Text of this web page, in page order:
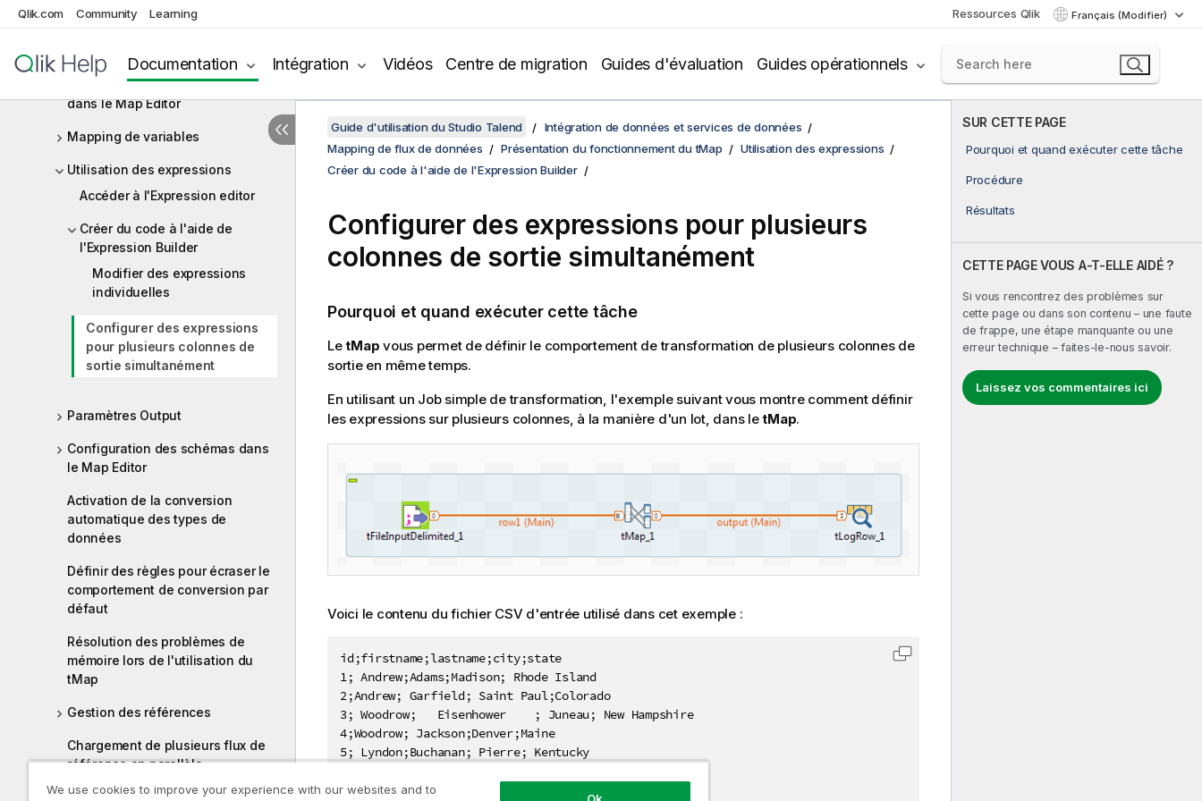
Qlik.com Community Learning Ressources Qlik Français (Modifier)
Documentation Intégration Vidéos Centre de migration Guides d'évaluation Guides opérationnels
Mapping de flux de données
tMap
Configuration du flux d'entrée
dans le Map Editor
Mapping de variables
Utilisation des expressions
Accéder à l'Expression editor
Créer du code à l'aide de
l'Expression Builder
Modifier des expressions
individuelles
Configurer des expressions
pour plusieurs colonnes de
sortie simultanément
Paramètres Output
Configuration des schémas dans
le Map Editor
Activation de la conversion
automatique des types de
données
Définir des règles pour écraser le
comportement de conversion par
défaut
Résolution des problèmes de
mémoire lors de l'utilisation du
tMap
Gestion des références
Chargement de plusieurs flux de
référence en parallèle
Aperçu des données
SUR CETTE PAGE
Pourquoi et quand exécuter cette tâche
Procédure
Résultats
CETTE PAGE VOUS A-T-ELLE AIDÉ ?
Si vous rencontrez des problèmes sur
cette page ou dans son contenu – une faute
de frappe, une étape manquante ou une
erreur technique – faites-le-nous savoir.
Laissez vos commentaires ici
Guide d'utilisation du Studio Talend
Intégration de données et services de données
Mapping de flux de données
Présentation du fonctionnement du tMap
Utilisation des expressions
Créer du code à l'aide de l'Expression Builder
Configurer des expressions pour plusieurs
colonnes de sortie simultanément
Pourquoi et quand exécuter cette tâche
LetMap vous permet de définir le comportement de transformation de plusieurs colonnes de
sortie en même temps.
En utilisant un Job simple de transformation, l'exemple suivant vous montre comment définir
les expressions sur plusieurs colonnes, à la manière d'un lot, dans letMap.
Voici le contenu du fichier CSV d'entrée utilisé dans cet exemple :
id;firstname;lastname;city;state
1; Andrew;Adams;Madison; Rhode Island
2;Andrew; Garfield; Saint Paul;Colorado
3; Woodrow;   Eisenhower    ; Juneau; New Hampshire
4;Woodrow; Jackson;Denver;Maine
5; Lyndon;Buchanan; Pierre; Kentucky
7;George;Adams;Oklahoma City    ;Alaska
Copier le code dans le Presse-papiers
We use cookies to improve your experience with our websites and to